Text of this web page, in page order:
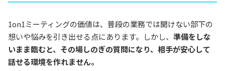
1on1ミーティングの価値は、普段の業務では聞けない部下の
想いや悩みを引き出せる点にあります。しかし、 準備をしな
いまま臨むと、その場しのぎの質問になり、相手が安心して
話せる環境を作れません。